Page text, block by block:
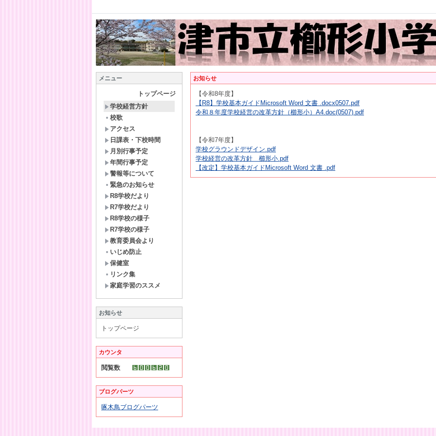
メニュー
トップページ
学校経営方針
校歌
アクセス
日課表・下校時間
月別行事予定
年間行事予定
警報等について
緊急のお知らせ
R8学校だより
R7学校だより
R8学校の様子
R7学校の様子
教育委員会より
いじめ防止
保健室
リンク集
家庭学習のススメ
お知らせ
トップページ
カウンタ
閲覧数
ブログパーツ
啄木鳥ブログパーツ
お知らせ
【令和8年度】
【R8】学校基本ガイドMicrosoft Word 文書 .docx0507.pdf
令和８年度学校経営の改革方針（櫛形小）A4.doc(0507).pdf
【令和7年度】
学校グラウンドデザイン.pdf
学校経営の改革方針 櫛形小.pdf
【改定】学校基本ガイドMicrosoft Word 文書 .pdf